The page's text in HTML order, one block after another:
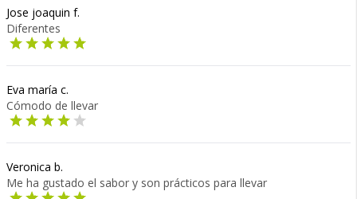
Jose joaquin f.
Diferentes
Eva maría c.
Cómodo de llevar
Veronica b.
Me ha gustado el sabor y son prácticos para llevar